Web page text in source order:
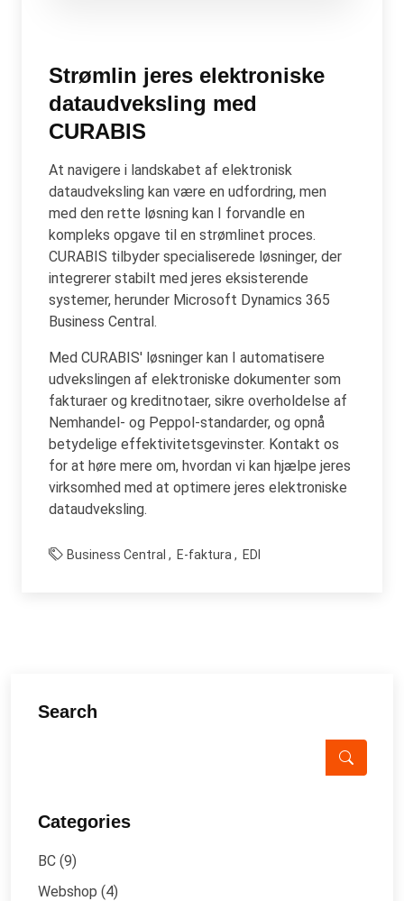
Strømlin jeres elektroniske
dataudveksling med
CURABIS
At navigere i landskabet af elektronisk
dataudveksling kan være en udfordring, men
med den rette løsning kan I forvandle en
kompleks opgave til en strømlinet proces.
CURABIS tilbyder specialiserede løsninger, der
integrerer stabilt med jeres eksisterende
systemer, herunder Microsoft Dynamics 365
Business Central.
Med CURABIS' løsninger kan I automatisere
udvekslingen af elektroniske dokumenter som
fakturaer og kreditnotaer, sikre overholdelse af
Nemhandel- og Peppol-standarder, og opnå
betydelige effektivitetsgevinster. Kontakt os
for at høre mere om, hvordan vi kan hjælpe jeres
virksomhed med at optimere jeres elektroniske
dataudveksling.
Business Central E-faktura EDI
Search
Categories
BC (9)
Webshop (4)